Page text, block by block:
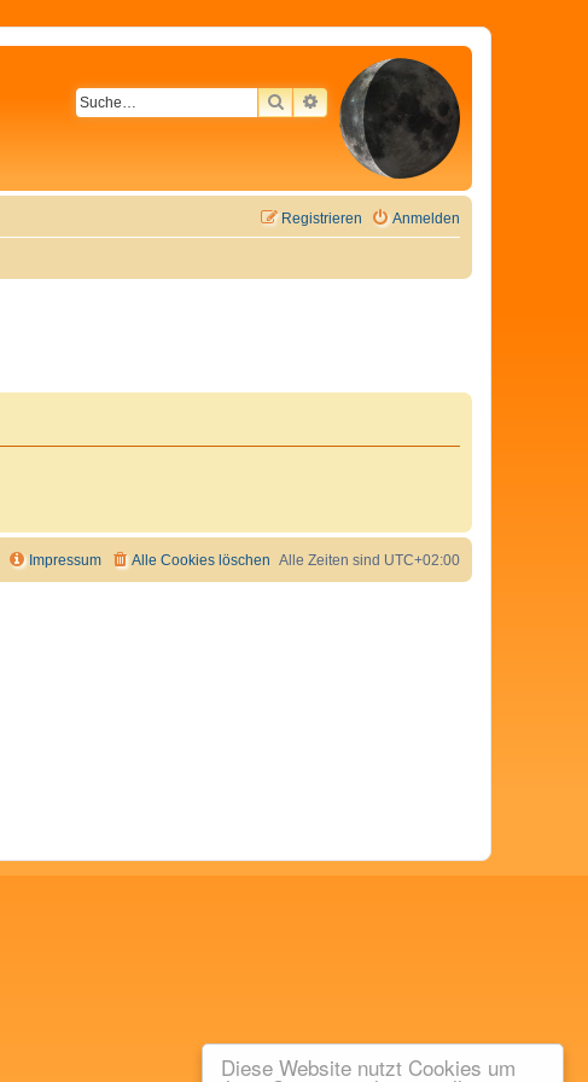
Diese Website nutzt Cookies um
SUCHEERWEITERTE SUCHE
Anmelden
Registrieren
Alle Zeiten sind UTC+02:00
Alle Cookies löschen
Impressum